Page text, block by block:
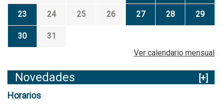
23 24 25 26 27 28 29
30
31
Ver calendario mensual
Novedades
[+]
Horarios